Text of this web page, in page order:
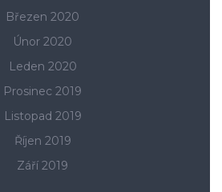
Březen 2020
Únor 2020
Leden 2020
Prosinec 2019
Listopad 2019
Říjen 2019
Září 2019